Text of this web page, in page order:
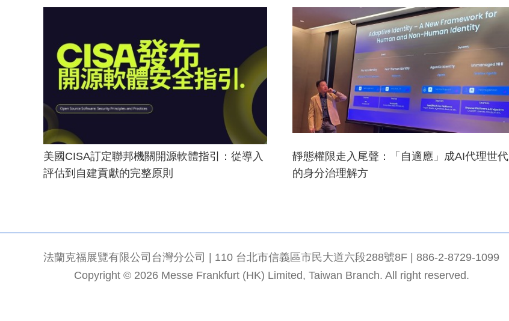
美國CISA訂定聯邦機關開源軟體指引：從導入
評估到自建貢獻的完整原則
靜態權限走入尾聲：「自適應」成AI代理世代
的身分治理解方
法蘭克福展覽有限公司台灣分公司 | 110 台北市信義區市民大道六段288號8F | 886-2-8729-1099
Copyright © 2026 Messe Frankfurt (HK) Limited, Taiwan Branch. All right reserved.